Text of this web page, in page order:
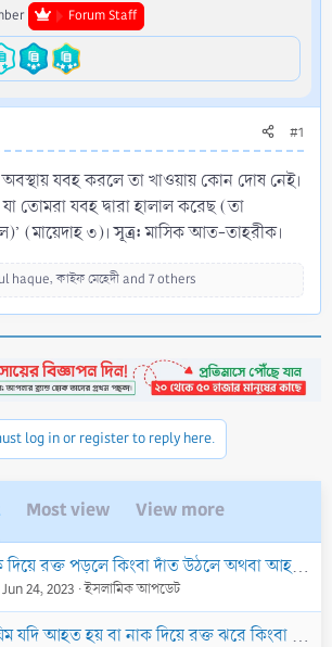
Forum Staff
#1
যবহ করলে তা খাওয়ায় কোন দোষ নেই।
তোমরা যবহ দ্বারা হালাল করেছ (তা
(মায়েদাহ ৩)।সূত্র:মাসিক আত-তাহরীক।
haque,কাইফ মেহেদীand 7 others
log in or register to reply here.
Most view View more
রক্ত পড়লে কিংবা দাঁত উঠলে অথবা আহত হয়ে রক্ত প্রবাহিত হলে কি সিয়ামের কোন ক্ষতি হবে?
Jun 24, 2023 ইসলামিক আপডেট
আহত হয় বা নাক দিয়ে রক্ত ঝরে কিংবা কোন কারণে অনিচ্ছাকৃত ভাবে গলায় পানি বা তেল ঢুকে যায় তাহলে রোযার কি হবে?